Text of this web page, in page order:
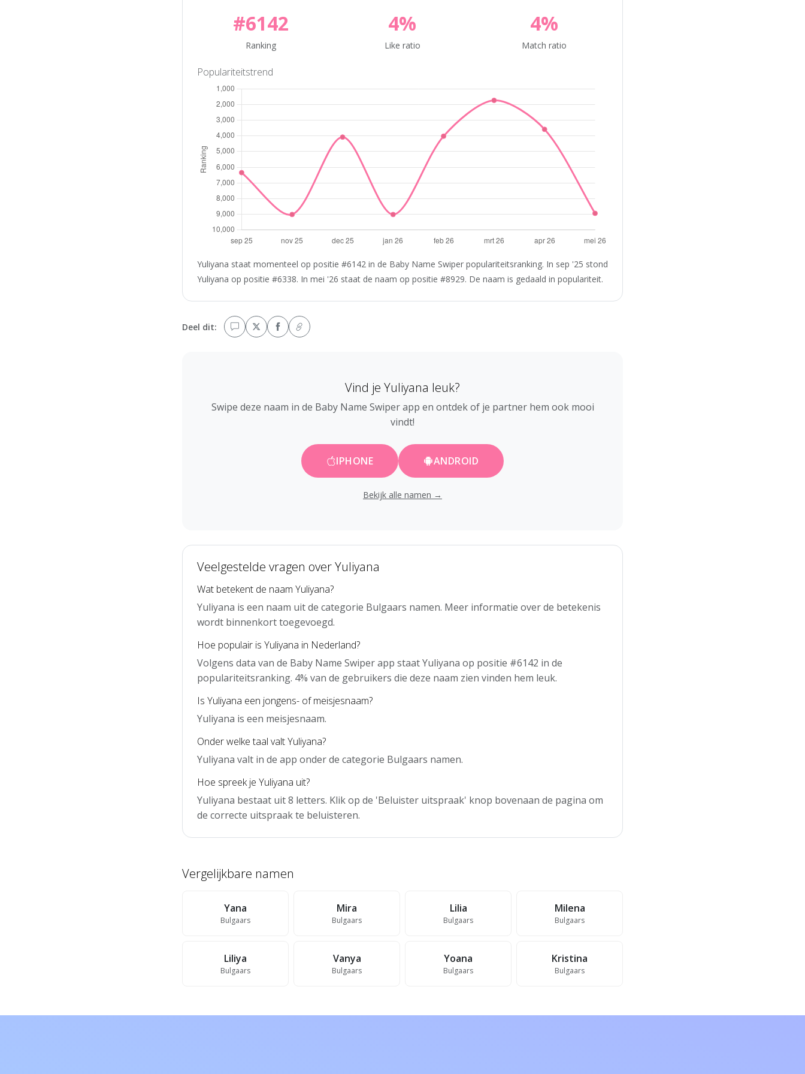
#6142
Ranking
4%
Like ratio
4%
Match ratio
Populariteitstrend
Yuliyana staat momenteel op positie #6142 in de Baby Name Swiper populariteitsranking. In sep '25 stond
Yuliyana op positie #6338. In mei '26 staat de naam op positie #8929. De naam is gedaald in populariteit.
Deel dit:
Vind je Yuliyana leuk?
Swipe deze naam in de Baby Name Swiper app en ontdek of je partner hem ook mooi
vindt!
IPHONE ANDROID
Bekijk alle namen →
Veelgestelde vragen over Yuliyana
Wat betekent de naam Yuliyana?
Yuliyana is een naam uit de categorie Bulgaars namen. Meer informatie over de betekenis
wordt binnenkort toegevoegd.
Hoe populair is Yuliyana in Nederland?
Volgens data van de Baby Name Swiper app staat Yuliyana op positie #6142 in de
populariteitsranking. 4% van de gebruikers die deze naam zien vinden hem leuk.
Is Yuliyana een jongens- of meisjesnaam?
Yuliyana is een meisjesnaam.
Onder welke taal valt Yuliyana?
Yuliyana valt in de app onder de categorie Bulgaars namen.
Hoe spreek je Yuliyana uit?
Yuliyana bestaat uit 8 letters. Klik op de 'Beluister uitspraak' knop bovenaan de pagina om
de correcte uitspraak te beluisteren.
Vergelijkbare namen
Yana
Bulgaars
Mira
Bulgaars
Lilia
Bulgaars
Milena
Bulgaars
Liliya
Bulgaars
Vanya
Bulgaars
Yoana
Bulgaars
Kristina
Bulgaars